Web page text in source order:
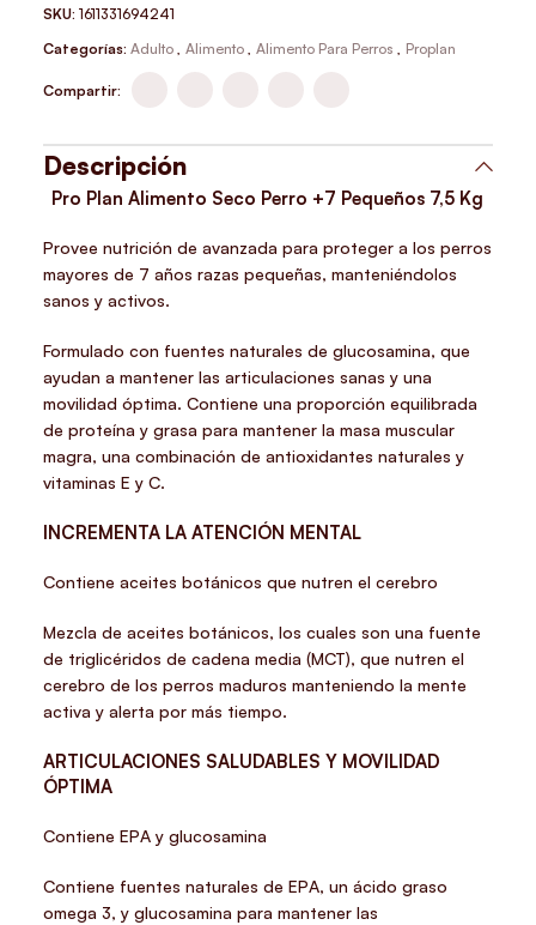
SKU:1611331694241
Categorías: Adulto , Alimento , Alimento Para Perros , Proplan
Compartir:
Descripción
Pro Plan Alimento Seco Perro +7 Pequeños 7,5 Kg
Provee nutrición de avanzada para proteger a los perros
mayores de 7 años razas pequeñas, manteniéndolos
sanos y activos.
Formulado con fuentes naturales de glucosamina, que
ayudan a mantener las articulaciones sanas y una
movilidad óptima. Contiene una proporción equilibrada
de proteína y grasa para mantener la masa muscular
magra, una combinación de antioxidantes naturales y
vitaminas E y C.
INCREMENTA LA ATENCIÓN MENTAL
Contiene aceites botánicos que nutren el cerebro
Mezcla de aceites botánicos, los cuales son una fuente
de triglicéridos de cadena media (MCT), que nutren el
cerebro de los perros maduros manteniendo la mente
activa y alerta por más tiempo.
ARTICULACIONES SALUDABLES Y MOVILIDAD
ÓPTIMA
Contiene EPA y glucosamina
Contiene fuentes naturales de EPA, un ácido graso
omega 3, y glucosamina para mantener las